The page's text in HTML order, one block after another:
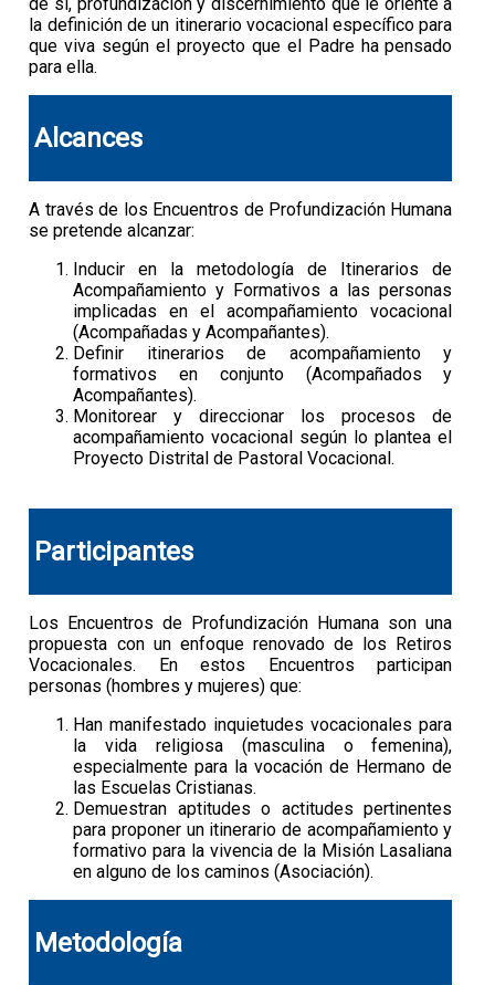
la definición de un itinerario vocacional específico para
que viva según el proyecto que el Padre ha pensado
para ella.
Alcances
A través de los Encuentros de Profundización Humana
se pretende alcanzar:
Inducir en la metodología de Itinerarios de
Acompañamiento y Formativos a las personas
implicadas en el acompañamiento vocacional
(Acompañadas y Acompañantes).
Definir itinerarios de acompañamiento y
formativos en conjunto (Acompañados y
Acompañantes).
Monitorear y direccionar los procesos de
acompañamiento vocacional según lo plantea el
Proyecto Distrital de Pastoral Vocacional.
Participantes
Los Encuentros de Profundización Humana son una
propuesta con un enfoque renovado de los Retiros
Vocacionales. En estos Encuentros participan
personas (hombres y mujeres) que:
Han manifestado inquietudes vocacionales para
la vida religiosa (masculina o femenina),
especialmente para la vocación de Hermano de
las Escuelas Cristianas.
Demuestran aptitudes o actitudes pertinentes
para proponer un itinerario de acompañamiento y
formativo para la vivencia de la Misión Lasaliana
en alguno de los caminos (Asociación).
Metodología